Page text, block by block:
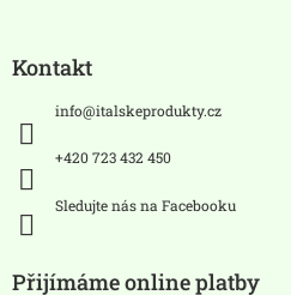
Kontakt
info@italskeprodukty.cz
+420 723 432 450
Sledujte nás na Facebooku
Přijímáme online platby